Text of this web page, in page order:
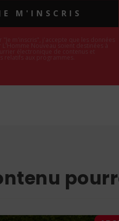
M'INSCRIS
"Je m'inscris", j'accepte que les données
Nouveau soient destinées à
électronique de contenus et
relatifs aux programmes.